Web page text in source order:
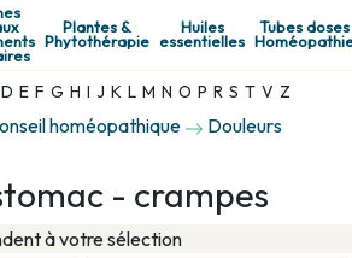
Plantes &
Phytothérapie
Huiles
essentielles
Tubes doses
D E F G H I J K L M N O P R S T V Z
homéopathique
Douleurs
- crampes
à votre sélection